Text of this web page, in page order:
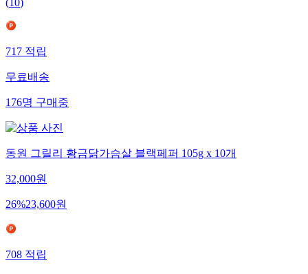
(10)
717적립
무료배송
176명구매중
동원 그릴리 황금닭가슴살 블랙페퍼 105g x 10개
32,000원
26%23,600원
708적립